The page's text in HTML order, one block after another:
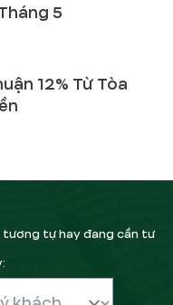
5
12% Từ Tòa
tự hay đang cần tư